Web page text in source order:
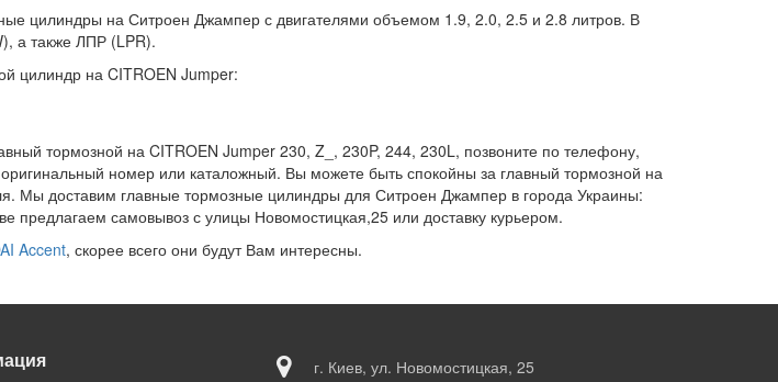
цилиндры на Ситроен Джампер с двигателями объемом 1.9, 2.0, 2.5 и 2.8 литров. В
а также ЛПР (LPR).
цилиндр на CITROEN Jumper:
тормозной на CITROEN Jumper 230, Z_, 230P, 244, 230L, позвоните по телефону,
номер или каталожный. Вы можете быть спокойны за главный тормозной на
Мы доставим главные тормозные цилиндры для Ситроен Джампер в города Украины:
предлагаем самовывоз с улицы Новомостицкая,25 или доставку курьером.
Accent, скорее всего они будут Вам интересны.
г. Киев, ул. Новомостицкая, 25